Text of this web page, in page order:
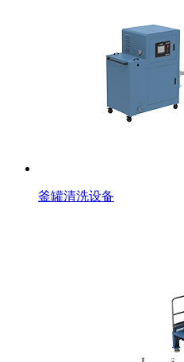
釜罐清洗设备